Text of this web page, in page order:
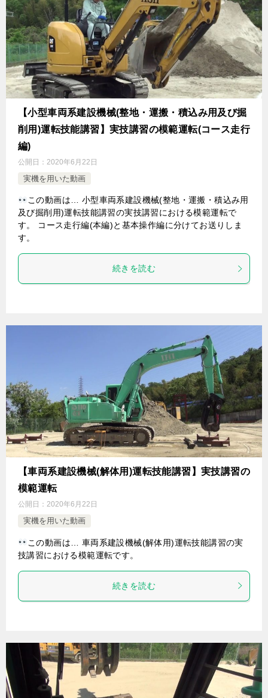
【小型車両系建設機械(整地・運搬・積込み用及び掘
削用)運転技能講習】実技講習の模範運転(コース走行
編)
公開日： 2020年6月22日
実機を用いた動画
この動画は… 小型車両系建設機械(整地・運搬・積込み用
及び掘削用)運転技能講習の実技講習における模範運転で
す。 コース走行編(本編)と基本操作編に分けてお送りしま
す。
続きを読む
【車両系建設機械(解体用)運転技能講習】実技講習の
模範運転
公開日： 2020年6月22日
実機を用いた動画
この動画は… 車両系建設機械(解体用)運転技能講習の実
技講習における模範運転です。
続きを読む